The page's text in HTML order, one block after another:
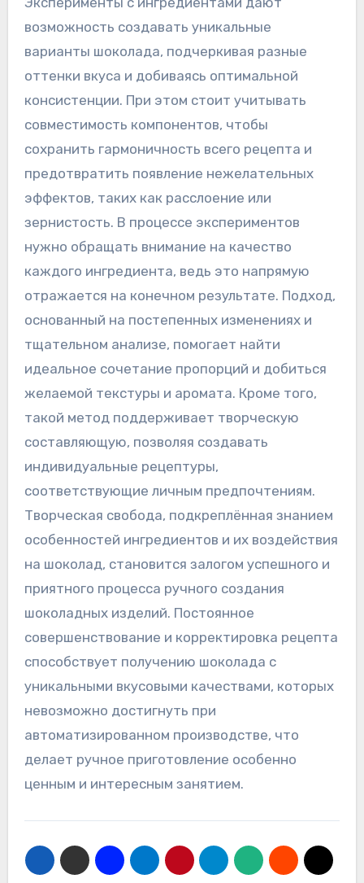
возможность создавать уникальные
варианты шоколада, подчеркивая разные
оттенки вкуса и добиваясь оптимальной
консистенции. При этом стоит учитывать
совместимость компонентов, чтобы
сохранить гармоничность всего рецепта и
предотвратить появление нежелательных
эффектов, таких как расслоение или
зернистость. В процессе экспериментов
нужно обращать внимание на качество
каждого ингредиента, ведь это напрямую
отражается на конечном результате. Подход,
основанный на постепенных изменениях и
тщательном анализе, помогает найти
идеальное сочетание пропорций и добиться
желаемой текстуры и аромата. Кроме того,
такой метод поддерживает творческую
составляющую, позволяя создавать
индивидуальные рецептуры,
соответствующие личным предпочтениям.
Творческая свобода, подкреплённая знанием
особенностей ингредиентов и их воздействия
на шоколад, становится залогом успешного и
приятного процесса ручного создания
шоколадных изделий. Постоянное
совершенствование и корректировка рецепта
способствует получению шоколада с
уникальными вкусовыми качествами, которых
невозможно достигнуть при
автоматизированном производстве, что
делает ручное приготовление особенно
ценным и интересным занятием.